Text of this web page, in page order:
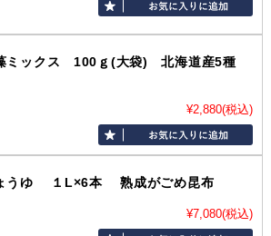
ミックス 100ｇ(大袋) 北海道産5種
¥2,880(税込)
うゆ １L×6本 熟成がごめ昆布
¥7,080(税込)